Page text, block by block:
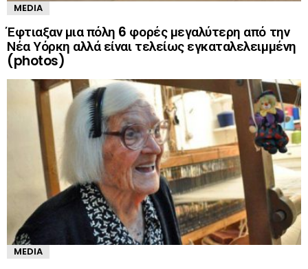
MEDIA
Έφτιαξαν μια πόλη 6 φορές μεγαλύτερη από την
Νέα Υόρκη αλλά είναι τελείως εγκαταλελειμμένη
(photos)
MEDIA